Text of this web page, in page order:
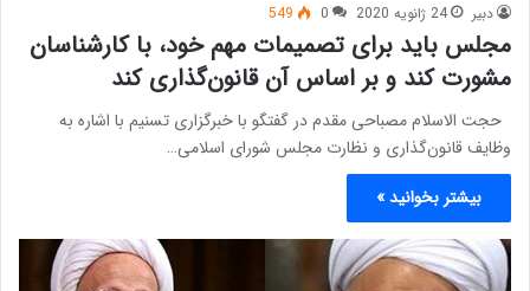
دبیر 24 ژانویه 2020 0
549
مجلس باید برای تصمیمات مهم خود، با کارشناسان
مشورت کند و بر اساس آن قانون‌گذاری کند
حجت الاسلام مصباحی‌ مقدم در گفتگو با خبرگزاری تسنیم با اشاره به
وظایف قانون‌گذاری و نظارت مجلس شورای اسلامی…
بیشتر بخوانید »